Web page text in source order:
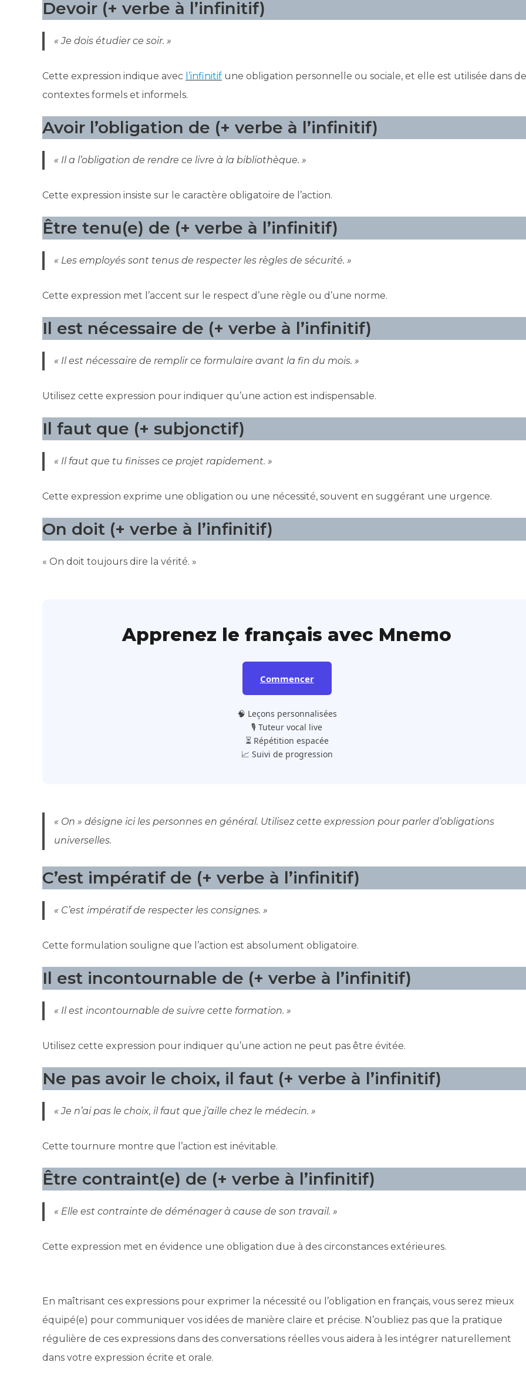
Devoir (+ verbe à l’infinitif)
« Je dois étudier ce soir. »
Cette expression indique avec l’infinitif une obligation personnelle ou sociale, et elle est utilisée dans
contextes formels et informels.
Avoir l’obligation de (+ verbe à l’infinitif)
« Il a l’obligation de rendre ce livre à la bibliothèque. »
Cette expression insiste sur le caractère obligatoire de l’action.
Être tenu(e) de (+ verbe à l’infinitif)
« Les employés sont tenus de respecter les règles de sécurité. »
Cette expression met l’accent sur le respect d’une règle ou d’une norme.
Il est nécessaire de (+ verbe à l’infinitif)
« Il est nécessaire de remplir ce formulaire avant la fin du mois. »
Utilisez cette expression pour indiquer qu’une action est indispensable.
Il faut que (+ subjonctif)
« Il faut que tu finisses ce projet rapidement. »
Cette expression exprime une obligation ou une nécessité, souvent en suggérant une urgence.
On doit (+ verbe à l’infinitif)
« On doit toujours dire la vérité. »
Apprenez le français avec Mnemo
Commencer
🧠 Leçons personnalisées
🎙️ Tuteur vocal live
⏳ Répétition espacée
📈 Suivi de progression
« On » désigne ici les personnes en général. Utilisez cette expression pour parler d’obligations
universelles.
C’est impératif de (+ verbe à l’infinitif)
« C’est impératif de respecter les consignes. »
Cette formulation souligne que l’action est absolument obligatoire.
Il est incontournable de (+ verbe à l’infinitif)
« Il est incontournable de suivre cette formation. »
Utilisez cette expression pour indiquer qu’une action ne peut pas être évitée.
Ne pas avoir le choix, il faut (+ verbe à l’infinitif)
« Je n’ai pas le choix, il faut que j’aille chez le médecin. »
Cette tournure montre que l’action est inévitable.
Être contraint(e) de (+ verbe à l’infinitif)
« Elle est contrainte de déménager à cause de son travail. »
Cette expression met en évidence une obligation due à des circonstances extérieures.
En maîtrisant ces expressions pour exprimer la nécessité ou l’obligation en français, vous serez mieux
équipé(e) pour communiquer vos idées de manière claire et précise. N’oubliez pas que la pratique
régulière de ces expressions dans des conversations réelles vous aidera à les intégrer naturellement
dans votre expression écrite et orale.